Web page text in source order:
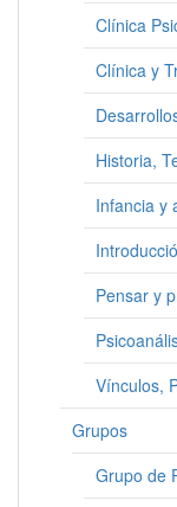
Clínica
Clínica y
Historia,
Infancia y
Pensar y
Vínculos,
Grupos
Grupo de